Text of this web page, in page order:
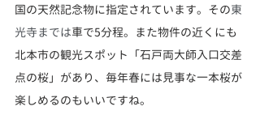
国の天然記念物に指定されています。その東
光寺までは車で5分程。また物件の近くにも
北本市の観光スポット「石戸両大師入口交差
点の桜」があり、毎年春には見事な一本桜が
楽しめるのもいいですね。